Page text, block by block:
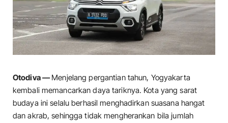
Otodiva —Menjelang pergantian tahun, Yogyakarta
kembali memancarkan daya tariknya. Kota yang sarat
budaya ini selalu berhasil menghadirkan suasana hangat
dan akrab, sehingga tidak mengherankan bila jumlah